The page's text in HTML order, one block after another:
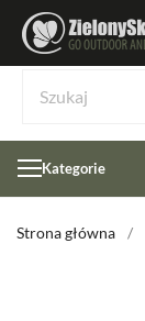
Kategorie
Strona główna